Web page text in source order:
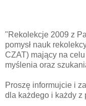
"Rekolekcje 2009 z
pomysł nauk
CZAT) mający na
myślenia oraz
Proszę informujcie i
dla każdego i każdy z